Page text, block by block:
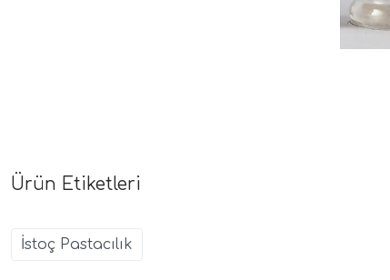
Ürün Etiketleri
İstoç Pastacılık